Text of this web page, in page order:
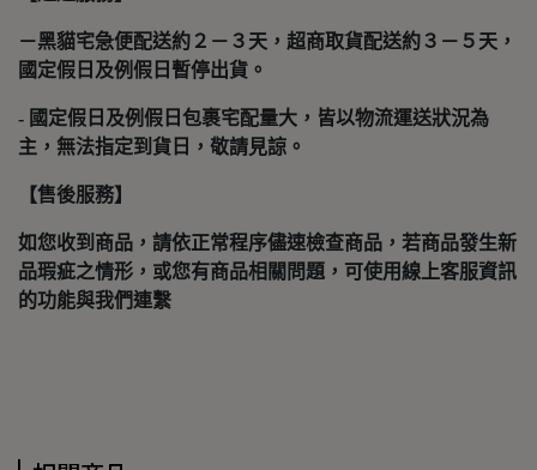
－黑貓宅急便配送約２－３天，超商取貨配送約３－５天，
國定假日及例假日暫停出貨。
- 國定假日及例假日包裹宅配量大，皆以物流運送狀況為
主，無法指定到貨日，敬請見諒。
【售後服務】
如您收到商品，請依正常程序儘速檢查商品，若商品發生新
品瑕疵之情形，或您有商品相關問題，可使用線上客服資訊
的功能與我們連繫